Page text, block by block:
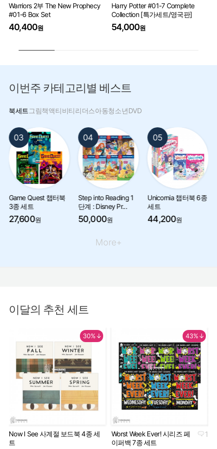
Warriors 2부 The New Prophecy
#01-6 Box Set
40,400원
Harry Potter #01-7 Complete
Collection [특가세트/영국판]
54,000원
이번주 카테고리별 베스트
북세트 그림책액티비티리더스아동청소년DVD
03
Game Quest 챕터북
3종 세트
27,600원
04
Step into Reading 1
단계 : Disney Pr...
50,000원
05
Unicornia 챕터북 6종
세트
44,200원
More+
이달의 추천 세트
30%↓
Now I See 사계절 보드북 4종 세
트
43%↓
1
Worst Week Ever! 시리즈 페
이퍼백 7종 세트